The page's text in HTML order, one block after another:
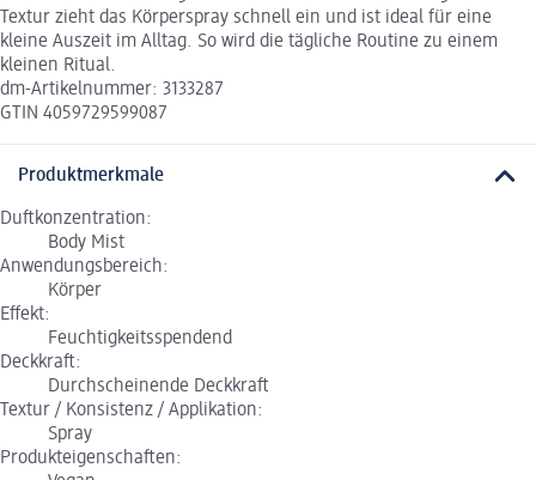
Textur zieht das Körperspray schnell ein und ist ideal für eine
kleine Auszeit im Alltag. So wird die tägliche Routine zu einem
kleinen Ritual.
dm-Artikelnummer: 3133287
GTIN 4059729599087
Produktmerkmale
Duftkonzentration:
Body Mist
Anwendungsbereich:
Körper
Effekt:
Feuchtigkeitsspendend
Deckkraft:
Durchscheinende Deckkraft
Textur / Konsistenz / Applikation:
Spray
Produkteigenschaften: